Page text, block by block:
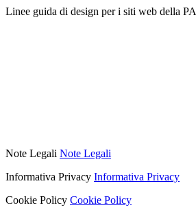
Linee guida di design per i siti web della PA
Note Legali Note Legali
Informativa Privacy Informativa Privacy
Cookie Policy Cookie Policy